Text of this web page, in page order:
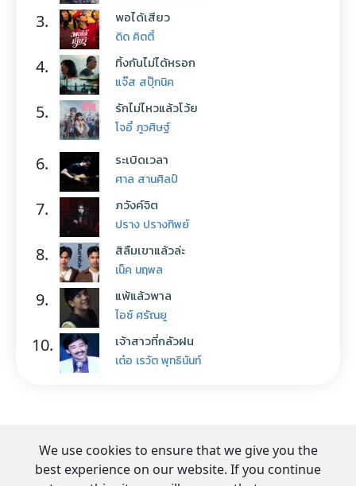
3. พอได้เสียว
ดิด คิตตี้
4. ทิ้งกันไม่ได้หรอก
แจ๊ส สปุ๊กนิค
5. รักไม่ไหวแล้วโว้ย
โจอี้ ภูวศิษฐ์
6. ระเบิดเวลา
ศาล สานศิลป์
7. ภวังค์จิต
ปราง ปรางทิพย์
8. สิลืมเขาแล้วล่ะ
เน็ค นฤพล
9. แพ้แล้วพาล
ไอซ์ ศรัณยู
10. เจ้าสาวที่กลัวฝน
เต๋อ เรวัต พุทธินันท์
We use cookies to ensure that we give you the
best experience on our website. If you continue